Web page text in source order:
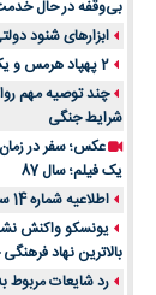
بی‌وقفه در حال
ابزارهای شنود
2 پهپاد هرمس و یک پهپاد MQ9 در اصفهان منهدم شد
چند توصیه مهم
شرایط جنگی
عکس؛ سفر در
یک فیلم؛ سال 87
اطلاعیه شماره 14 سپاه پاسداران
یونسکو واکنش
بالاترین نهاد
رد شایعات